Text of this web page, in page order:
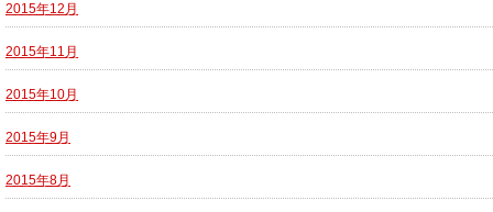
2015年12月
2015年11月
2015年10月
2015年9月
2015年8月